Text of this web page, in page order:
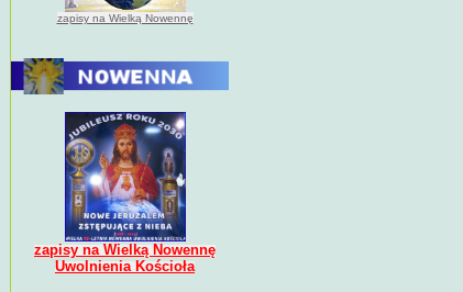
zapisy na Wielką Nowennę
zapisy na Wielką Nowennę
Uwolnienia Kościoła